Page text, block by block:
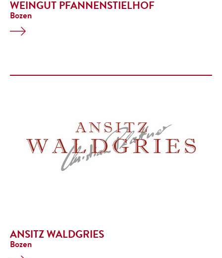
WEINGUT PFANNENSTIELHOF
Bozen
ANSITZ WALDGRIES
Bozen